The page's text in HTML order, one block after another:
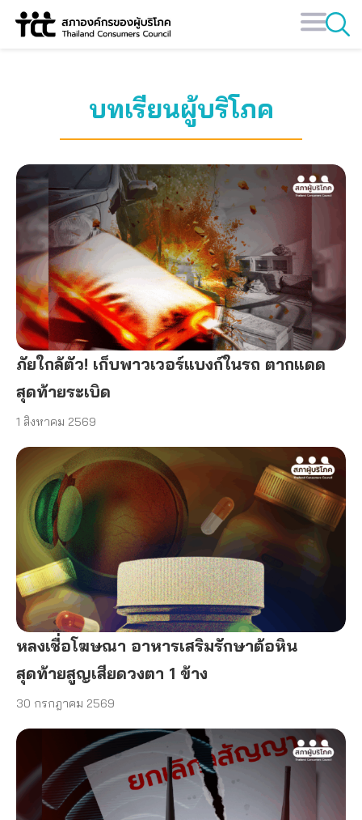
Skip
บทเรียนผู้บริโภค
ภัยใกล้ตัว! เก็บพาวเวอร์แบงก์ในรถ ตากแดด
สุดท้ายระเบิด
1 สิงหาคม 2569
หลงเชื่อโฆษณา อาหารเสริมรักษาต้อหิน
สุดท้ายสูญเสียดวงตา 1 ข้าง
30 กรกฎาคม 2569